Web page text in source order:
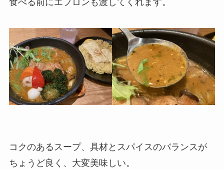
コクのあるスープ、具材とスパイスのバランスが
ちょうど良く、大変美味しい。